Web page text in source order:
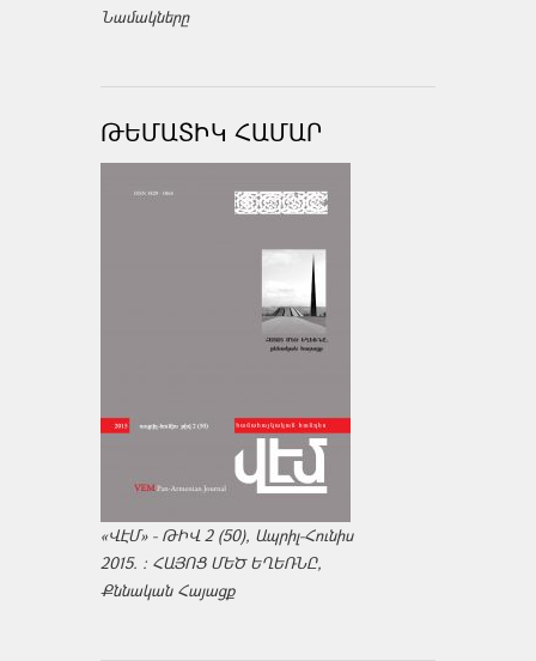
Նամակները
ԹԵՄԱՏԻԿ ՀԱՄԱՐ
«ՎԷՄ» - ԹԻՎ 2 (50), Ապրիլ-Հունիս
2015. : ՀԱՅՈՑ ՄԵԾ ԵՂԵՌՆԸ,
Քննական Հայացք